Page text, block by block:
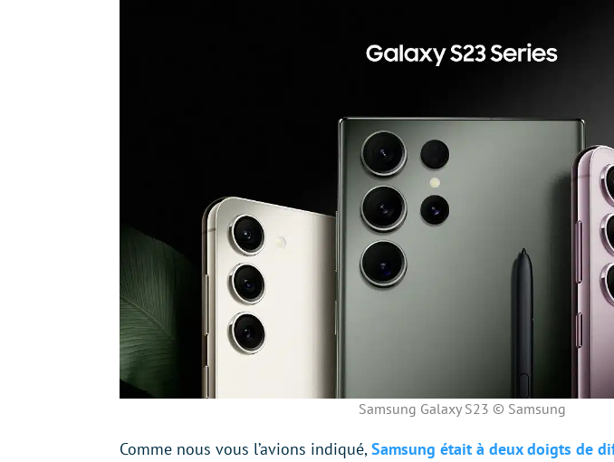
Samsung Galaxy S23 © Samsung
Comme nous vous l’avions indiqué, Samsung était à deux doigts de